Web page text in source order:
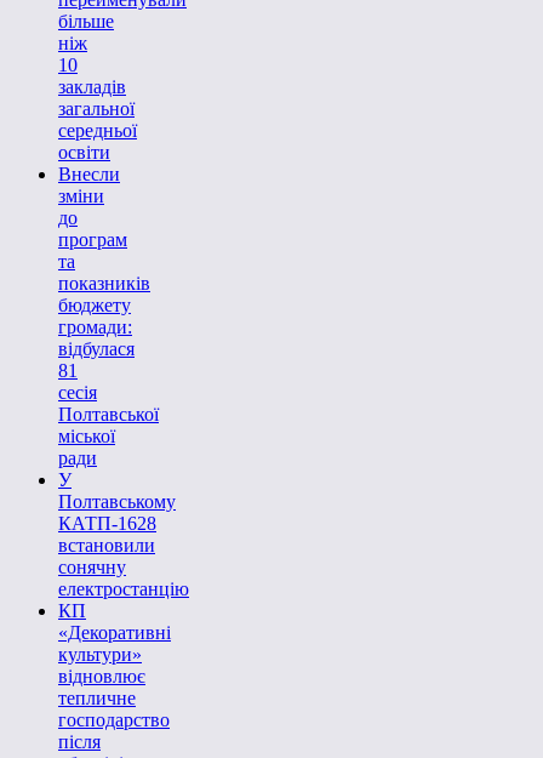
більше
ніж
10
закладів
загальної
середньої
освіти
Внесли
зміни
до
програм
та
показників
бюджету
громади:
відбулася
81
сесія
Полтавської
міської
ради
У
Полтавському
КАТП-1628
встановили
сонячну
електростанцію
КП
«Декоративні
культури»
відновлює
тепличне
господарство
після